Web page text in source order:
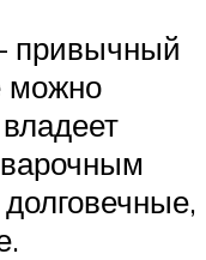
привычный
можно